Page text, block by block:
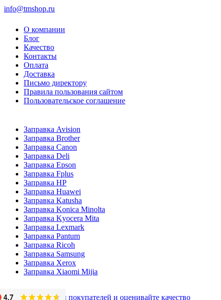
info@tmshop.ru
О компании
Блог
Качество
Контакты
Оплата
Доставка
Письмо директору
Правила пользования сайтом
Пользовательское соглашение
Заправка Avision
Заправка Brother
Заправка Canon
Заправка Deli
Заправка Epson
Заправка Fplus
Заправка HP
Заправка Huawei
Заправка Katusha
Заправка Konica Minolta
Заправка Kyocera Mita
Заправка Lexmark
Заправка Pantum
Заправка Ricoh
Заправка Samsung
Заправка Xerox
Заправка Xiaomi Mijia